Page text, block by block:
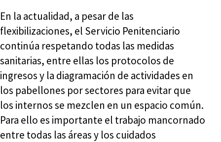
En la actualidad, a pesar de las
flexibilizaciones, el Servicio Penitenciario
continúa respetando todas las medidas
sanitarias, entre ellas los protocolos de
ingresos y la diagramación de actividades en
los pabellones por sectores para evitar que
los internos se mezclen en un espacio común.
Para ello es importante el trabajo mancornado
entre todas las áreas y los cuidados